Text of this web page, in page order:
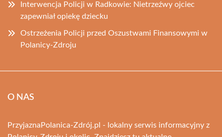
Interwencja Policji w Radkowie: Nietrzeźwy ojciec
zapewniał opiekę dziecku
Ostrzeżenia Policji przed Oszustwami Finansowymi w
Polanicy-Zdroju
O NAS
PrzyjaznaPolanica-Zdrój.pl - lokalny serwis informacyjny z